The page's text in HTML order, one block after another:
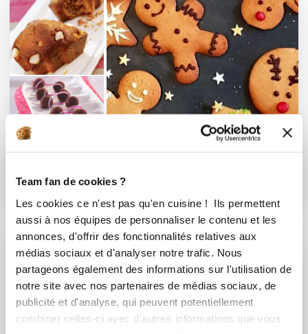
Team fan de cookies ?
Les cookies ce n'est pas qu'en cuisine ! Ils permettent
aussi à nos équipes de personnaliser le contenu et les
annonces, d'offrir des fonctionnalités relatives aux
médias sociaux et d'analyser notre trafic. Nous
partageons également des informations sur l'utilisation de
notre site avec nos partenaires de médias sociaux, de
publicité et d'analyse, qui peuvent potentiellement
combiner celles-ci avec d'autres informations que vous
Dessert